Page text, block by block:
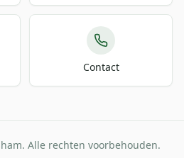
Contact
Alle rechten voorbehouden.